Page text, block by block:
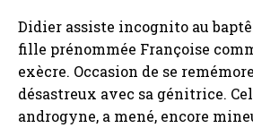
Didier assiste incognito au
fille prénommée Françoise
exècre. Occasion de se
désastreux avec sa génitrice.
androgyne, a mené, encore